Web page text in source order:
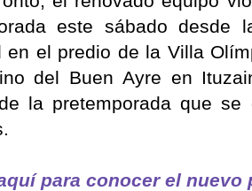
este sábado
en el predio de la Villa
del Buen Ayre en
la pretemporada que
para conocer el nuevo